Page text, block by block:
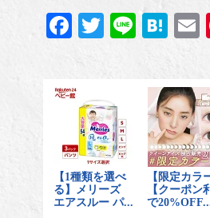
日
者
Facebook
Twitter
Line